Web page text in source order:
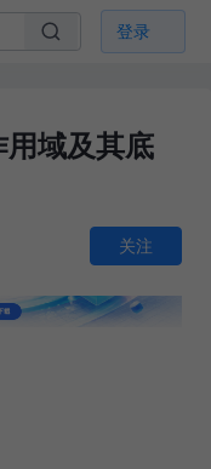
登录
域及其底
关注